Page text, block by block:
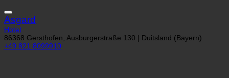
Asgard
Hotel
86368 Gersthofen, Ausburgerstraße 130 | Duitsland (Bayern)
+49 821 8099910